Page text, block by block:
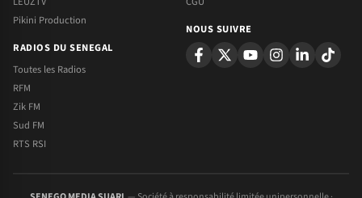
Pikini Production
RADIOS DU SENEGAL
Toutes les Radios
RFM
Zik FM
Sud FM
RTS RSI
NOUS SUIVRE